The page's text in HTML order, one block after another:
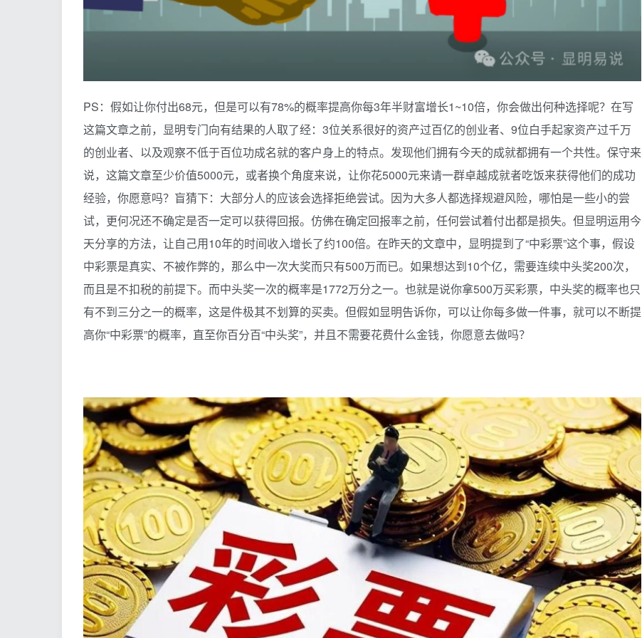
PS：假如让你付出68元，但是可以有78%的概率提高你每3年半财富增长1~10倍，你会做出何种选择呢？在写
这篇文章之前，显明专门向有结果的人取了经：3位关系很好的资产过百亿的创业者、9位白手起家资产过千万
的创业者、以及观察不低于百位功成名就的客户身上的特点。发现他们拥有今天的成就都拥有一个共性。保守来
说，这篇文章至少价值5000元，或者换个角度来说，让你花5000元来请一群卓越成就者吃饭来获得他们的成功
经验，你愿意吗？盲猜下：大部分人的应该会选择拒绝尝试。因为大多人都选择规避风险，哪怕是一些小的尝
试，更何况还不确定是否一定可以获得回报。仿佛在确定回报率之前，任何尝试着付出都是损失。但显明运用今
天分享的方法，让自己用10年的时间收入增长了约100倍。在昨天的文章中，显明提到了“中彩票”这个事，假设
中彩票是真实、不被作弊的，那么中一次大奖而只有500万而已。如果想达到10个亿，需要连续中头奖200次，
而且是不扣税的前提下。而中头奖一次的概率是1772万分之一。也就是说你拿500万买彩票，中头奖的概率也只
有不到三分之一的概率，这是件极其不划算的买卖。但假如显明告诉你，可以让你每多做一件事，就可以不断提
高你“中彩票”的概率，直至你百分百“中头奖”，并且不需要花费什么金钱，你愿意去做吗？